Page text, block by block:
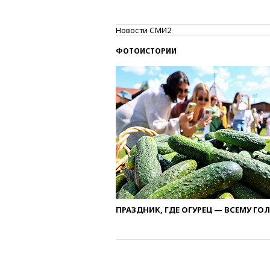
Новости СМИ2
ФОТОИСТОРИИ
ПРАЗДНИК, ГДЕ ОГУРЕЦ — ВСЕМУ